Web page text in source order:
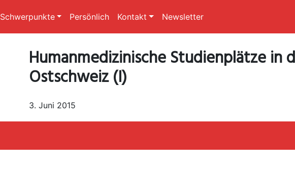
Schwerpunkte Persönlich Kontakt Newsletter
Humanmedizinische Studienplätze in
Ostschweiz (I)
3. Juni 2015